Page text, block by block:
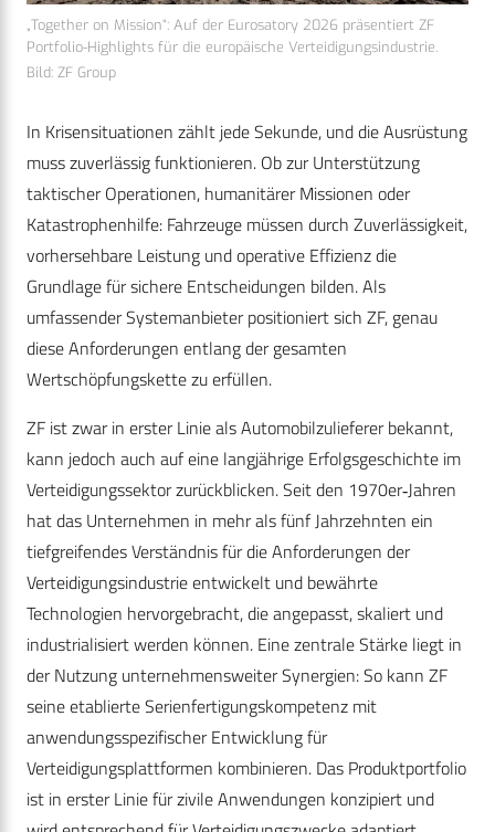
„Together on Mission“: Auf der Eurosatory 2026 präsentiert ZF
Portfolio-Highlights für die europäische Verteidigungsindustrie.
Bild: ZF Group
In Krisensituationen zählt jede Sekunde, und die Ausrüstung
muss zuverlässig funktionieren. Ob zur Unterstützung
taktischer Operationen, humanitärer Missionen oder
Katastrophenhilfe: Fahrzeuge müssen durch Zuverlässigkeit,
vorhersehbare Leistung und operative Effizienz die
Grundlage für sichere Entscheidungen bilden. Als
umfassender Systemanbieter positioniert sich ZF, genau
diese Anforderungen entlang der gesamten
Wertschöpfungskette zu erfüllen.
ZF ist zwar in erster Linie als Automobilzulieferer bekannt,
kann jedoch auch auf eine langjährige Erfolgsgeschichte im
Verteidigungssektor zurückblicken. Seit den 1970er‑Jahren
hat das Unternehmen in mehr als fünf Jahrzehnten ein
tiefgreifendes Verständnis für die Anforderungen der
Verteidigungsindustrie entwickelt und bewährte
Technologien hervorgebracht, die angepasst, skaliert und
industrialisiert werden können. Eine zentrale Stärke liegt in
der Nutzung unternehmensweiter Synergien: So kann ZF
seine etablierte Serienfertigungskompetenz mit
anwendungsspezifischer Entwicklung für
Verteidigungsplattformen kombinieren. Das Produktportfolio
ist in erster Linie für zivile Anwendungen konzipiert und